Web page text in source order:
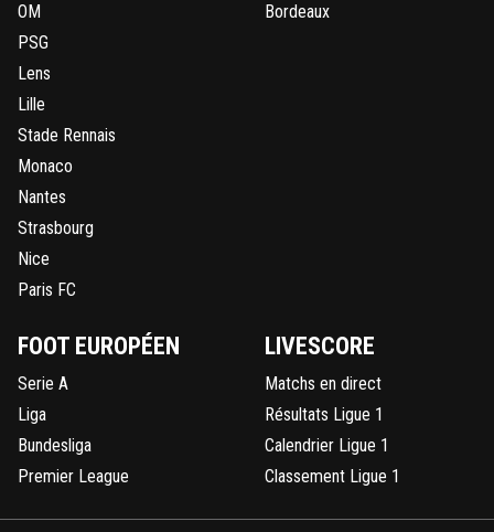
OM
PSG
Lens
Lille
Stade Rennais
Monaco
Nantes
Strasbourg
Nice
Paris FC
Bordeaux
FOOT EUROPÉEN
Serie A
Liga
Bundesliga
Premier League
LIVESCORE
Matchs en direct
Résultats Ligue 1
Calendrier Ligue 1
Classement Ligue 1